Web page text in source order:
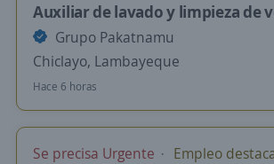
Auxiliar de lavado y limpieza de
Grupo Pakatnamu
Chiclayo, Lambayeque
Hace 6 horas
Se precisa Urgente Empleo